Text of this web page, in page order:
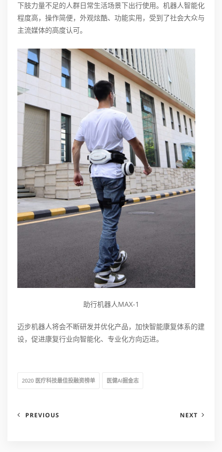
下肢力量不足的人群日常生活场景下出行使用。机器人智能化
程度高，操作简便，外观炫酷、功能实用，受到了社会大众与
主流媒体的高度认可。
助行机器人MAX-1
迈步机器人将会不断研发并优化产品，加快智能康复体系的建
设，促进康复行业向智能化、专业化方向迈进。
2020 医疗科技最佳投融资榜单 医健AI掘金志
PREVIOUS NEXT